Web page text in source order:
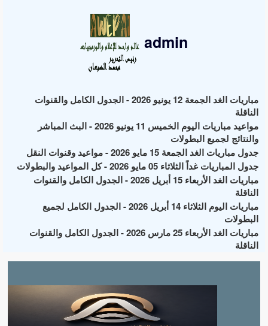
admin
مباريات الغد الجمعة 12 يونيو 2026 - الجدول الكامل والقنوات
الناقلة
مواعيد مباريات اليوم الخميس 11 يونيو 2026 - البث المباشر
والنتائج لجميع البطولات
جدول مباريات الغد الجمعة 15 مايو 2026 - مواعيد وقنوات النقل
جدول المباريات غداً الثلاثاء 05 مايو 2026 - كل المواعيد والبطولات
مباريات الغد الأربعاء 15 أبريل 2026 - الجدول الكامل والقنوات
الناقلة
مباريات اليوم الثلاثاء 14 أبريل 2026 - الجدول الكامل لجميع
البطولات
مباريات الغد الأربعاء 25 مارس 2026 - الجدول الكامل والقنوات
الناقلة